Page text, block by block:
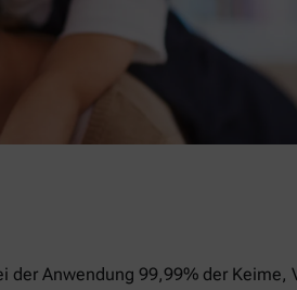
der Anwendung 99,99% der Keime,